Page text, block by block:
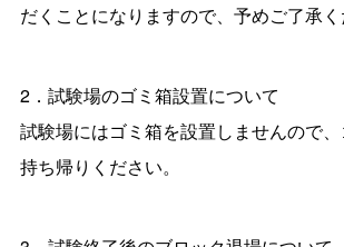
だくことになりますので、予めご了承く
2．試験場のゴミ箱設置について
試験場にはゴミ箱を設置しませんので
持ち帰りください。